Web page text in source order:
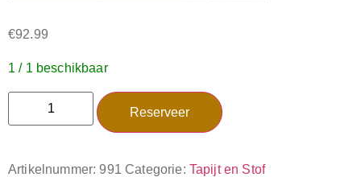
€92.99
1 / 1 beschikbaar
Reserveer
Artikelnummer:991 Categorie: Tapijt en Stof